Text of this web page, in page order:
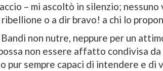
– mi ascoltò in silenzio;
o a dir bravo! a chi lo
non nutre, neppure per un
non essere affatto condivisa
pur sempre capaci di intendere e di